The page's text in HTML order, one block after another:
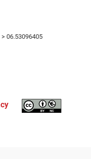
> 06.53096405